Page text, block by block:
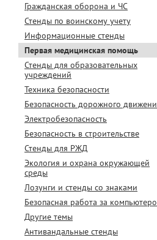
Гражданская оборона и ЧС
Стенды по воинскому учету
Информационные стенды
Первая медицинская помощь
Стенды для образовательных
учреждений
Техника безопасности
Безопасность дорожного
Электробезопасность
Безопасность в строительстве
Стенды для РЖД
Экология и охрана окружающей
среды
Лозунги и стенды со знаками
Безопасная работа за
Другие темы
Антивандальные стенды